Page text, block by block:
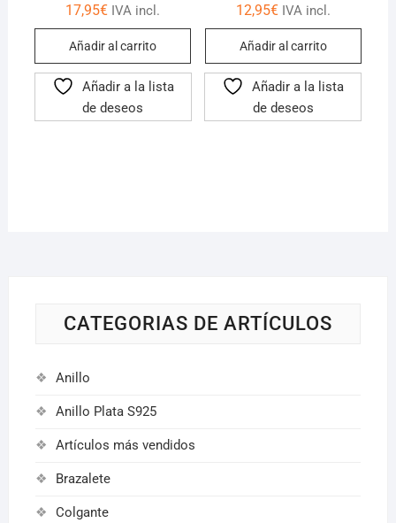
17,95€ IVA incl.
Añadir al carrito
Añadir a la lista
de deseos
12,95€ IVA incl.
Añadir al carrito
Añadir a la lista
de deseos
CATEGORIAS DE ARTÍCULOS
Anillo
Anillo Plata S925
Artículos más vendidos
Brazalete
Colgante